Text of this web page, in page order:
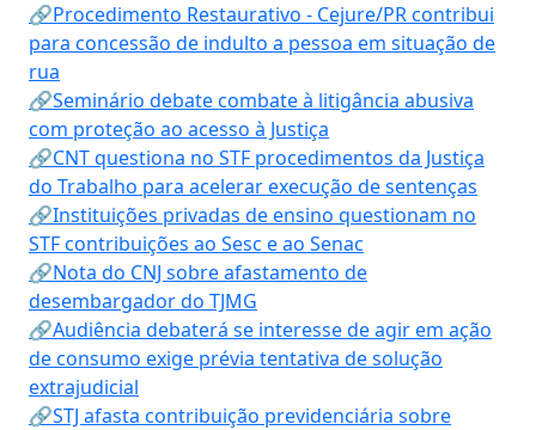
🔗Procedimento Restaurativo - Cejure/PR contribui
para concessão de indulto a pessoa em situação de
rua
🔗Seminário debate combate à litigância abusiva
com proteção ao acesso à Justiça
🔗CNT questiona no STF procedimentos da Justiça
do Trabalho para acelerar execução de sentenças
🔗Instituições privadas de ensino questionam no
STF contribuições ao Sesc e ao Senac
🔗Nota do CNJ sobre afastamento de
desembargador do TJMG
🔗Audiência debaterá se interesse de agir em ação
de consumo exige prévia tentativa de solução
extrajudicial
🔗STJ afasta contribuição previdenciária sobre